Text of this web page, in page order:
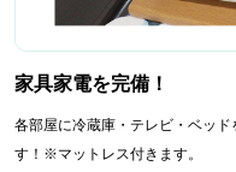
家具家電を完備！
各部屋に冷蔵庫・テレビ・ベッ
す！※マットレス付きます。